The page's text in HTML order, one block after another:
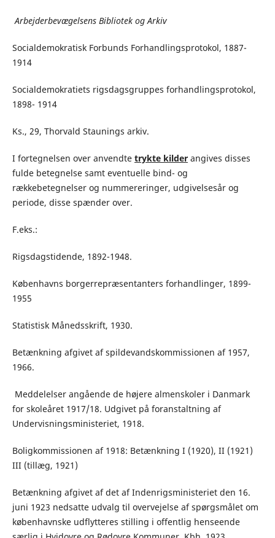
Arbejderbevægelsens Bibliotek og Arkiv
Socialdemokratisk Forbunds Forhandlingsprotokol, 1887-
1914
Socialdemokratiets rigsdagsgruppes forhandlingsprotokol,
1898- 1914
Ks., 29, Thorvald Staunings arkiv.
I fortegnelsen over anvendte trykte kilder angives disses
fulde betegnelse samt eventuelle bind- og
rækkebetegnelser og nummereringer, udgivelsesår og
periode, disse spænder over.
F.eks.:
Rigsdagstidende, 1892-1948.
Københavns borgerrepræsentanters forhandlinger, 1899-
1955
Statistisk Månedsskrift, 1930.
Betænkning afgivet af spildevandskommissionen af 1957,
1966.
Meddelelser angående de højere almenskoler i Danmark
for skoleåret 1917/18. Udgivet på foranstaltning af
Undervisningsministeriet, 1918.
Boligkommissionen af 1918: Betænkning I (1920), II (1921)
III (tillæg, 1921)
Betænkning afgivet af det af Indenrigsministeriet den 16.
juni 1923 nedsatte udvalg til overvejelse af spørgsmålet om
københavnske udflytteres stilling i offentlig henseende